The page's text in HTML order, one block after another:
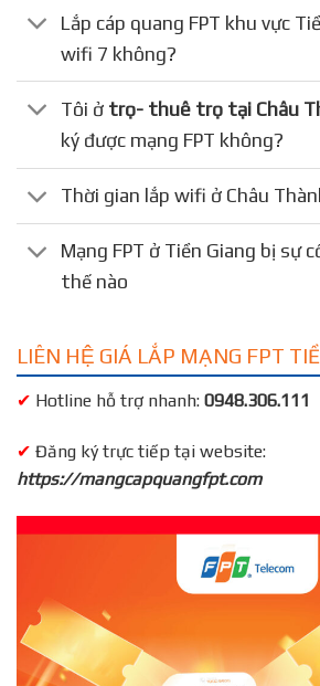
Lắp cáp quang FPT khu vực
wifi 7 không?
Tôi ở trọ- thuê trọ tại Châu
ký được mạng FPT không?
Thời gian lắp wifi ở Châu
Mạng FPT ở Tiền Giang bị sự
thế nào
LIÊN HỆ GIÁ LẮP MẠNG FPT
✔ Hotline hỗ trợ nhanh: 0948.306.111
✔ Đăng ký trực tiếp tại website:
https://mangcapquangfpt.com